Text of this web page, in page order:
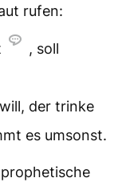
rufen:
, soll
der trinke
es umsonst.